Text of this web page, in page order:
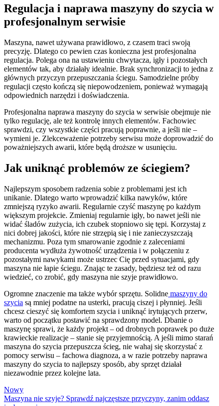
Regulacja i naprawa maszyny do szycia w
profesjonalnym serwisie
Maszyna, nawet używana prawidłowo, z czasem traci swoją
precyzję. Dlatego co pewien czas konieczna jest profesjonalna
regulacja. Polega ona na ustawieniu chwytacza, igły i pozostałych
elementów tak, aby działały idealnie. Brak synchronizacji to jedna z
głównych przyczyn przepuszczania ściegu. Samodzielne próby
regulacji często kończą się niepowodzeniem, ponieważ wymagają
odpowiednich narzędzi i doświadczenia.
Profesjonalna naprawa maszyny do szycia w serwisie obejmuje nie
tylko regulację, ale też kontrolę innych elementów. Fachowiec
sprawdzi, czy wszystkie części pracują poprawnie, a jeśli nie –
wymieni je. Zlekceważenie potrzeby serwisu może doprowadzić do
poważniejszych awarii, które będą droższe w usunięciu.
Jak uniknąć problemów ze ściegiem?
Najlepszym sposobem radzenia sobie z problemami jest ich
unikanie. Dlatego warto wprowadzić kilka nawyków, które
zmniejszą ryzyko awarii. Regularnie czyść maszynę po każdym
większym projekcie. Zmieniaj regularnie igły, bo nawet jeśli nie
widać śladów zużycia, ich czubek stopniowo się tępi. Korzystaj z
nici dobrej jakości, które nie strzępią się i nie zanieczyszczają
mechanizmu. Poza tym smarowanie zgodnie z zaleceniami
producenta wydłuża żywotność urządzenia i w połączeniu z
pozostałymi nawykami może ustrzec Cię przed sytuacjami, gdy
maszyna nie łapie ściegu. Znając te zasady, będziesz też od razu
wiedzieć, co zrobić, gdy maszyna nie szyje prawidłowo.
Ogromne znaczenie ma także wybór sprzętu. Solidne maszyny do
szycia są mniej podatne na usterki, pracują ciszej i płynniej. Jeśli
chcesz cieszyć się komfortem szycia i uniknąć irytujących przerw,
warto od początku postawić na sprawdzony model. Dbanie o
maszynę sprawi, że każdy projekt – od drobnych poprawek po duże
krawieckie realizacje – stanie się przyjemnością. A jeśli mimo starań
maszyna do szycia przepuszcza ścieg, nie wahaj się skorzystać z
pomocy serwisu – fachowa diagnoza, a w razie potrzeby naprawa
maszyny do szycia to najlepszy sposób, aby sprzęt działał
niezawodnie przez kolejne lata.
Nowy
Maszyna nie szyje? Sprawdź najczęstsze przyczyny, zanim oddasz